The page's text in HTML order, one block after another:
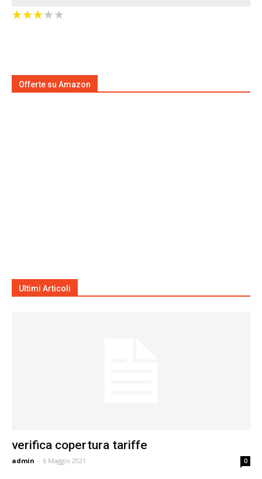
★★★★★
★★★★★
Offerte su Amazon
Ultimi Articoli
verifica copertura tariffe
admin - 6 Maggio 2021 0